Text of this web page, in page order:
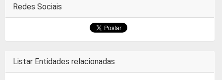
Redes Sociais
Listar Entidades relacionadas